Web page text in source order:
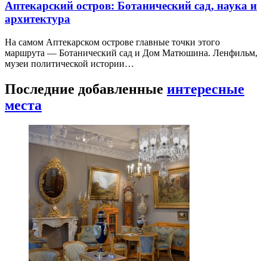
Аптекарский остров: Ботанический сад, наука и
архитектура
На самом Аптекарском острове главные точки этого
маршрута — Ботанический сад и Дом Матюшина. Ленфильм,
музеи политической истории…
Последние добавленные интересные
места